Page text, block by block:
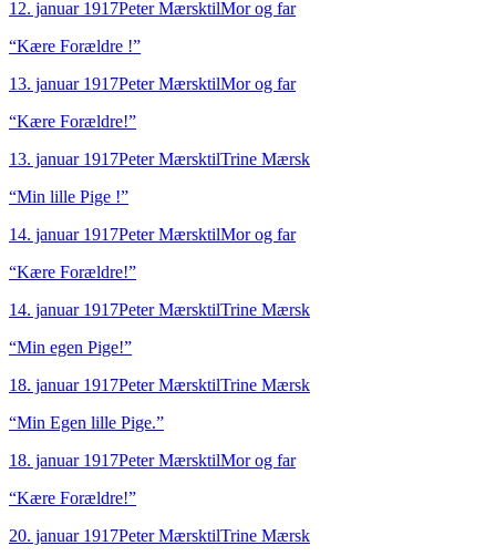
12. januar 1917Peter MærsktilMor og far
“Kære Forældre !”
13. januar 1917Peter MærsktilMor og far
“Kære Forældre!”
13. januar 1917Peter MærsktilTrine Mærsk
“Min lille Pige !”
14. januar 1917Peter MærsktilMor og far
“Kære Forældre!”
14. januar 1917Peter MærsktilTrine Mærsk
“Min egen Pige!”
18. januar 1917Peter MærsktilTrine Mærsk
“Min Egen lille Pige.”
18. januar 1917Peter MærsktilMor og far
“Kære Forældre!”
20. januar 1917Peter MærsktilTrine Mærsk